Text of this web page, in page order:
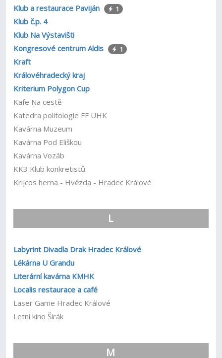
Klub a restaurace Paviján
1
Klub č.p. 4
Klub Na Výstavišti
Kongresové centrum Aldis
1
Kraft
Královéhradecký kraj
Kriterium Polygon Cup
Kafe Na cestě
Katedra politologie FF UHK
Kavárna Muzeum
Kavárna Pod Eliškou
Kavárna Vozáb
KK3 Klub konkretistů
Krijcos herna - Hvězda - Hradec Králové
L
Labyrint Divadla Drak Hradec Králové
Lékárna U Grandu
Literární kavárna KMHK
Localis restaurace a café
Laser Game Hradec Králové
Letní kino Širák
M